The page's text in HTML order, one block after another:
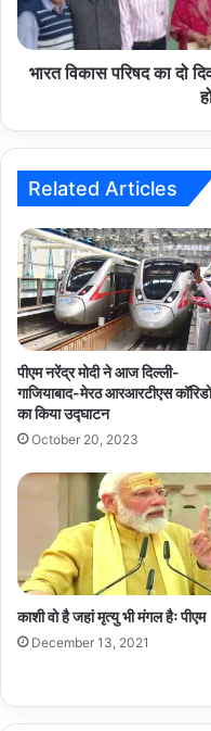
सम्मेलन
16व
17दिसंबर
भारत विकास परिषद का दो
Related Articles
पीएम नरेंद्र मोदी ने आज दिल्ली-
गाजियाबाद-मेरठ आरआरटीएस
का किया उद्घाटन
October 20, 2023
काशी वो है जहां मृत्यु भी मंगल हैः पीएम
December 13, 2021